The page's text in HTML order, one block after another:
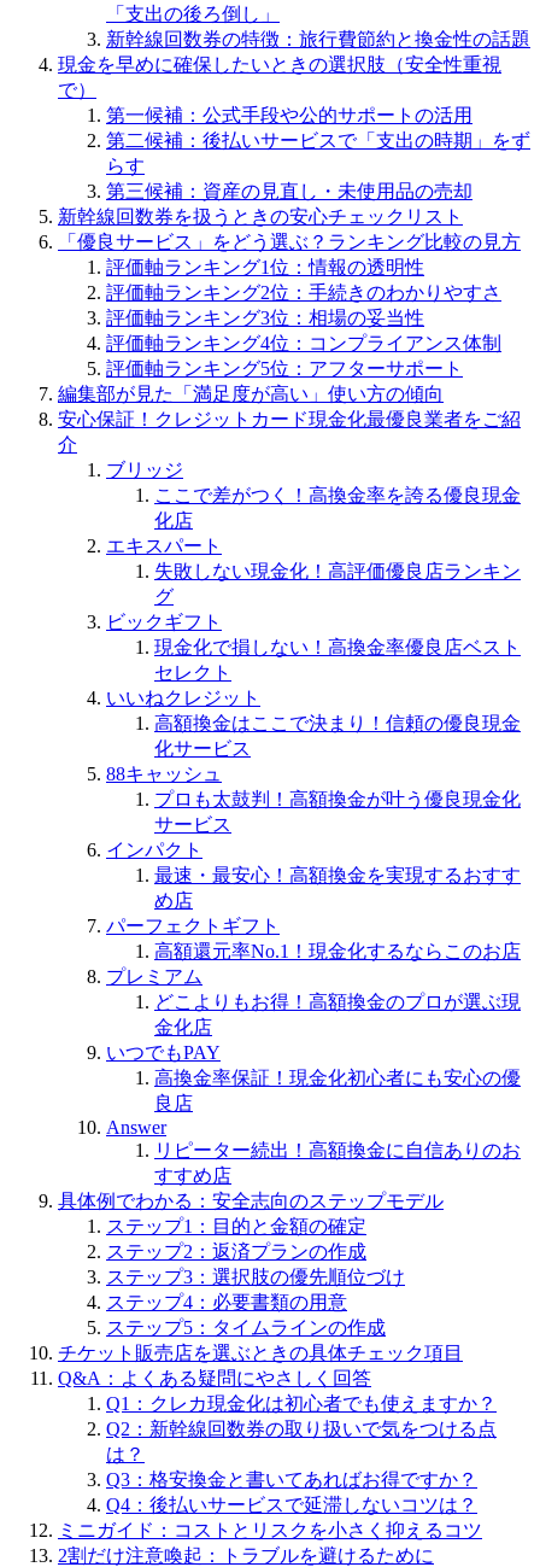
「支出の後ろ倒し」
新幹線回数券の特徴：旅行費節約と換金性の話題
現金を早めに確保したいときの選択肢（安全性重視
で）
第一候補：公式手段や公的サポートの活用
第二候補：後払いサービスで「支出の時期」をず
らす
第三候補：資産の見直し・未使用品の売却
新幹線回数券を扱うときの安心チェックリスト
「優良サービス」をどう選ぶ？ランキング比較の見方
評価軸ランキング1位：情報の透明性
評価軸ランキング2位：手続きのわかりやすさ
評価軸ランキング3位：相場の妥当性
評価軸ランキング4位：コンプライアンス体制
評価軸ランキング5位：アフターサポート
編集部が見た「満足度が高い」使い方の傾向
安心保証！クレジットカード現金化最優良業者をご紹
介
ブリッジ
ここで差がつく！高換金率を誇る優良現金
化店
エキスパート
失敗しない現金化！高評価優良店ランキン
グ
ビックギフト
現金化で損しない！高換金率優良店ベスト
セレクト
いいねクレジット
高額換金はここで決まり！信頼の優良現金
化サービス
88キャッシュ
プロも太鼓判！高額換金が叶う優良現金化
サービス
インパクト
最速・最安心！高額換金を実現するおすす
め店
パーフェクトギフト
高額還元率No.1！現金化するならこのお店
プレミアム
どこよりもお得！高額換金のプロが選ぶ現
金化店
いつでもPAY
高換金率保証！現金化初心者にも安心の優
良店
Answer
リピーター続出！高額換金に自信ありのお
すすめ店
具体例でわかる：安全志向のステップモデル
ステップ1：目的と金額の確定
ステップ2：返済プランの作成
ステップ3：選択肢の優先順位づけ
ステップ4：必要書類の用意
ステップ5：タイムラインの作成
チケット販売店を選ぶときの具体チェック項目
Q&A：よくある疑問にやさしく回答
Q1：クレカ現金化は初心者でも使えますか？
Q2：新幹線回数券の取り扱いで気をつける点
は？
Q3：格安換金と書いてあればお得ですか？
Q4：後払いサービスで延滞しないコツは？
ミニガイド：コストとリスクを小さく抑えるコツ
2割だけ注意喚起：トラブルを避けるために